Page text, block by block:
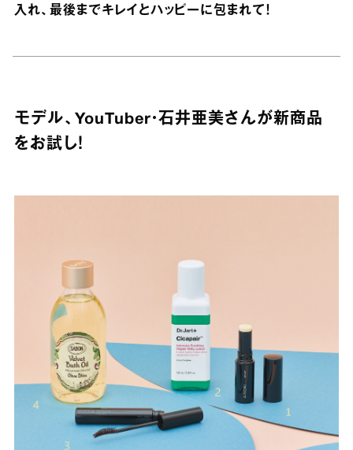
入れ、最後までキレイとハッピーに包まれて！
モデル、YouTuber・石井亜美さんが新商品
をお試し！